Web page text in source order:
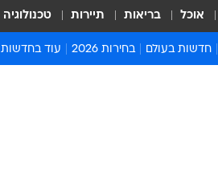
אוכל בריאות תיירות טכנולוגיה
חדשות בעולם בחירות 2026 עוד בחדשות